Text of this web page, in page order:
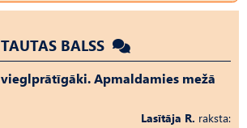
TAUTAS BALSS
Apmaldamies mežā
Lasītāja R. raksta: